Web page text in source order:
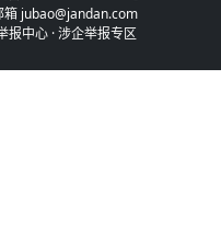
箱 jubao@jandan.com
报中心 ·涉企举报专区